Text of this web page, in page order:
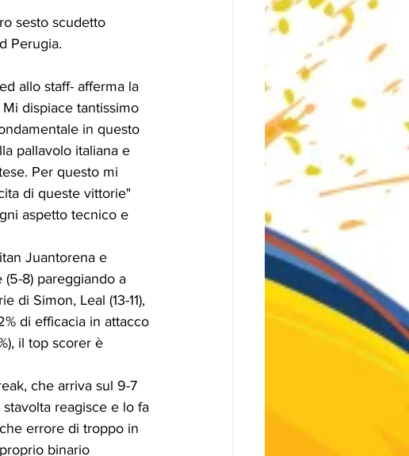
sesto scudetto
Perugia.
allo staff- afferma la
dispiace tantissimo
in questo
pallavolo italiana e
Per questo mi
di queste vittorie"
aspetto tecnico e
Juantorena e
8) pareggiando a
di Simon, Leal (13-11),
di efficacia in attacco
il top scorer è
che arriva sul 9-7
reagisce e lo fa
errore di troppo in
binario